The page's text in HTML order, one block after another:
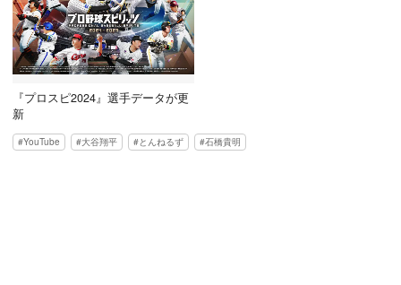
『プロスピ2024』選手データが更
新
YouTube 大谷翔平 とんねるず 石橋貴明